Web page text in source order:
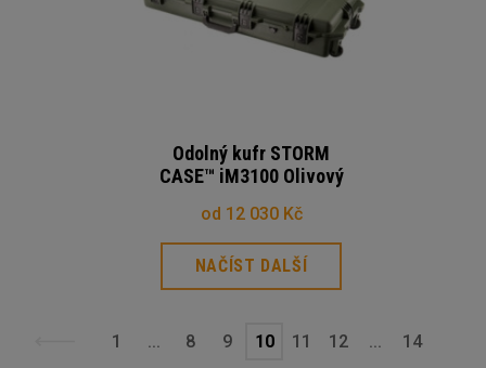
Odolný kufr STORM
CASE™ iM3100 Olivový
od 12 030 Kč
NAČÍST DALŠÍ
1 ... 8 9 10 11 12 ... 14